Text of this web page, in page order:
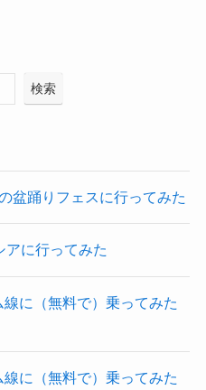
検索
盆踊りフェスに行ってみた
アに行ってみた
に（無料で）乗ってみた
に（無料で）乗ってみた